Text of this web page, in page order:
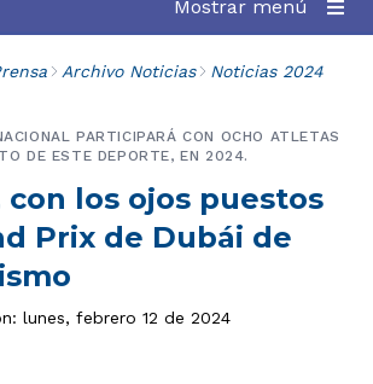
Mostrar menú
Archivo Noticias Noticias 2024
con los ojos puestos
Prix de Dubái de
PARTICIPARÁ CON OCHO ATLETAS
DE ESTE DEPORTE, EN 2024.
lunes, febrero 12 de 2024